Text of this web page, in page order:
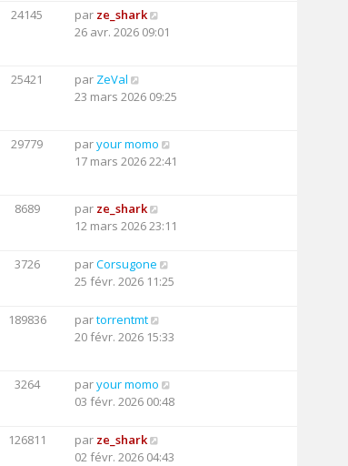
24145 par ze_shark
26 avr. 2026 09:01
25421 par ZeVal
23 mars 2026 09:25
29779 paryour momo
17 mars 2026 22:41
8689 par ze_shark
12 mars 2026 23:11
3726 parCorsugone
25 févr. 2026 11:25
189836 partorrentmt
20 févr. 2026 15:33
3264 paryour momo
03 févr. 2026 00:48
126811 par ze_shark
02 févr. 2026 04:43